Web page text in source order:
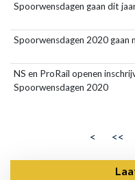
Spoorwensdagen gaan dit
Spoorwensdagen 2020 gaan
NS en ProRail openen
Spoorwensdagen 2020
< <<